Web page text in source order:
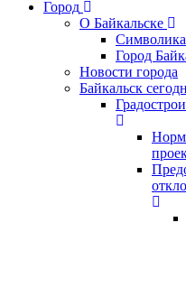
Город
О Байкальске
Символика
Город
Новости города
Байкальск